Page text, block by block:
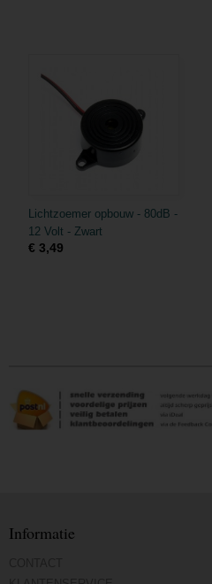
Lichtzoemer opbouw - 80dB -
12 Volt - Zwart
€ 3,49
Informatie